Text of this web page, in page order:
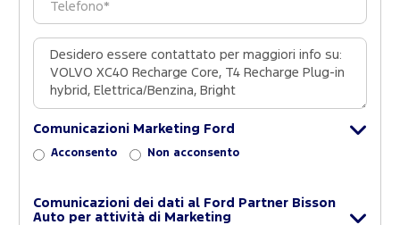
Comunicazioni Marketing Ford
Acconsento Non acconsento
Comunicazioni dei dati al Ford Partner Bisson
Auto per attività di Marketing